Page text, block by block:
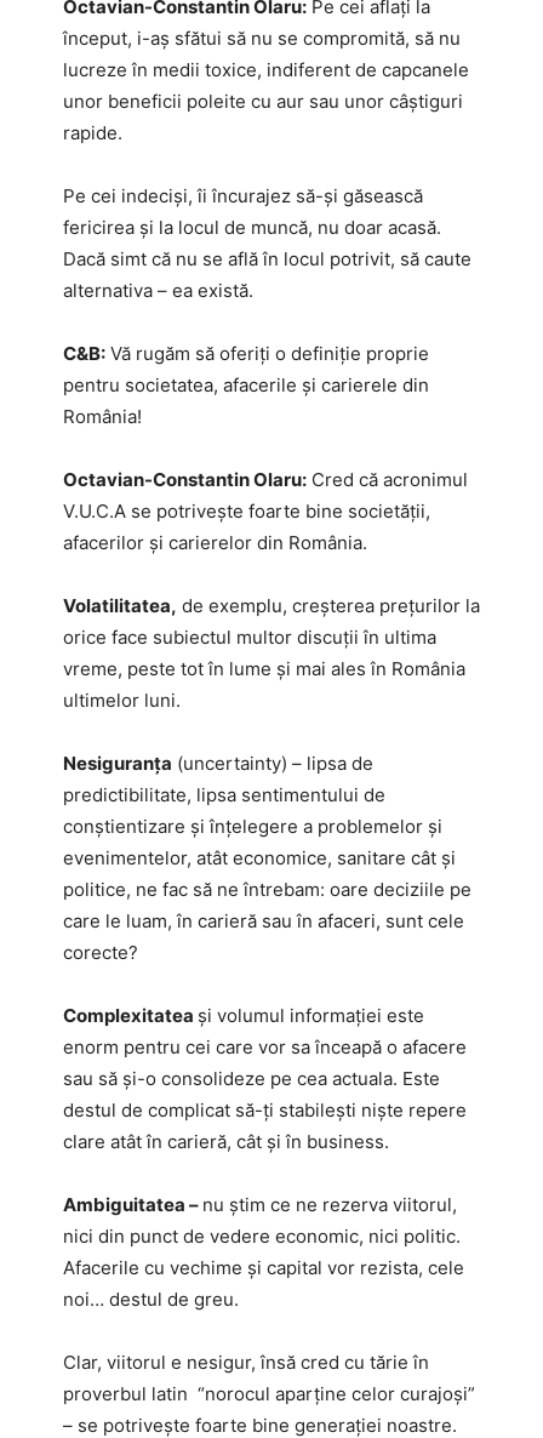
Octavian-Constantin Olaru: Pe cei aflați la
început, i-aș sfătui să nu se compromită, să nu
lucreze în medii toxice, indiferent de capcanele
unor beneficii poleite cu aur sau unor câștiguri
rapide.
Pe cei indeciși, îi încurajez să-și găsească
fericirea și la locul de muncă, nu doar acasă.
Dacă simt că nu se află în locul potrivit, să caute
alternativa – ea există.
C&B: Vă rugăm să oferiți o definiție proprie
pentru societatea, afacerile și carierele din
România!
Octavian-Constantin Olaru: Cred că acronimul
V.U.C.A se potrivește foarte bine societății,
afacerilor și carierelor din România.
Volatilitatea, de exemplu, creșterea prețurilor la
orice face subiectul multor discuții în ultima
vreme, peste tot în lume și mai ales în România
ultimelor luni.
Nesiguranța (uncertainty) – lipsa de
predictibilitate, lipsa sentimentului de
conștientizare și înțelegere a problemelor și
evenimentelor, atât economice, sanitare cât și
politice, ne fac să ne întrebam: oare deciziile pe
care le luam, în carieră sau în afaceri, sunt cele
corecte?
Complexitatea și volumul informației este
enorm pentru cei care vor sa înceapă o afacere
sau să și-o consolideze pe cea actuala. Este
destul de complicat să-ți stabilești niște repere
clare atât în carieră, cât și în business.
Ambiguitatea – nu știm ce ne rezerva viitorul,
nici din punct de vedere economic, nici politic.
Afacerile cu vechime și capital vor rezista, cele
noi… destul de greu.
Clar, viitorul e nesigur, însă cred cu tărie în
proverbul latin “norocul aparține celor curajoși”
– se potrivește foarte bine generației noastre.